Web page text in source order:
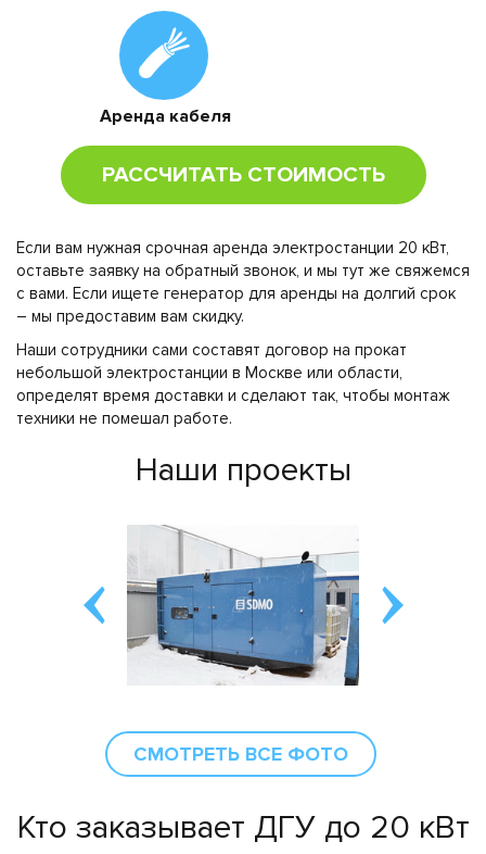
Аренда кабеля
РАССЧИТАТЬ СТОИМОСТЬ
Если вам нужная срочная аренда электростанции 20 кВт,
оставьте заявку на обратный звонок, и мы тут же свяжемся
с вами. Если ищете генератор для аренды на долгий срок
– мы предоставим вам скидку.
Наши сотрудники сами составят договор на прокат
небольшой электростанции в Москве или области,
определят время доставки и сделают так, чтобы монтаж
техники не помешал работе.
Наши проекты
СМОТРЕТЬ ВСЕ ФОТО
Кто заказывает ДГУ до 20 кВт